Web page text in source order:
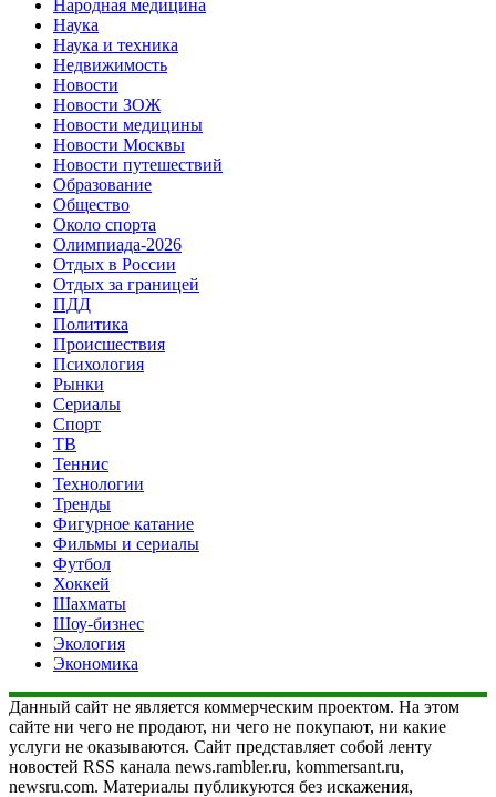
Народная медицина
Наука
Наука и техника
Недвижимость
Новости
Новости ЗОЖ
Новости медицины
Новости Москвы
Новости путешествий
Образование
Общество
Около спорта
Олимпиада-2026
Отдых в России
Отдых за границей
ПДД
Политика
Происшествия
Психология
Рынки
Сериалы
Спорт
ТВ
Теннис
Технологии
Тренды
Фигурное катание
Фильмы и сериалы
Футбол
Хоккей
Шахматы
Шоу-бизнес
Экология
Экономика
Данный сайт не является коммерческим проектом. На этом
сайте ни чего не продают, ни чего не покупают, ни какие
услуги не оказываются. Сайт представляет собой ленту
новостей RSS канала news.rambler.ru, kommersant.ru,
newsru.com. Материалы публикуются без искажения,